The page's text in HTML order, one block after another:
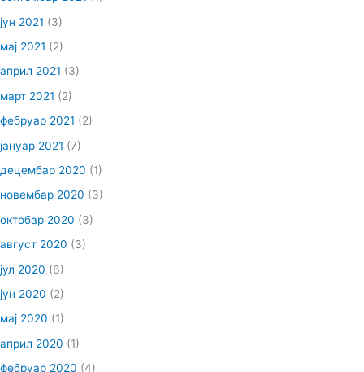
јун 2021 (3)
мај 2021 (2)
април 2021 (3)
март 2021 (2)
фебруар 2021 (2)
јануар 2021 (7)
децембар 2020 (1)
новембар 2020 (3)
октобар 2020 (3)
август 2020 (3)
јул 2020 (6)
јун 2020 (2)
мај 2020 (1)
април 2020 (1)
фебруар 2020 (4)